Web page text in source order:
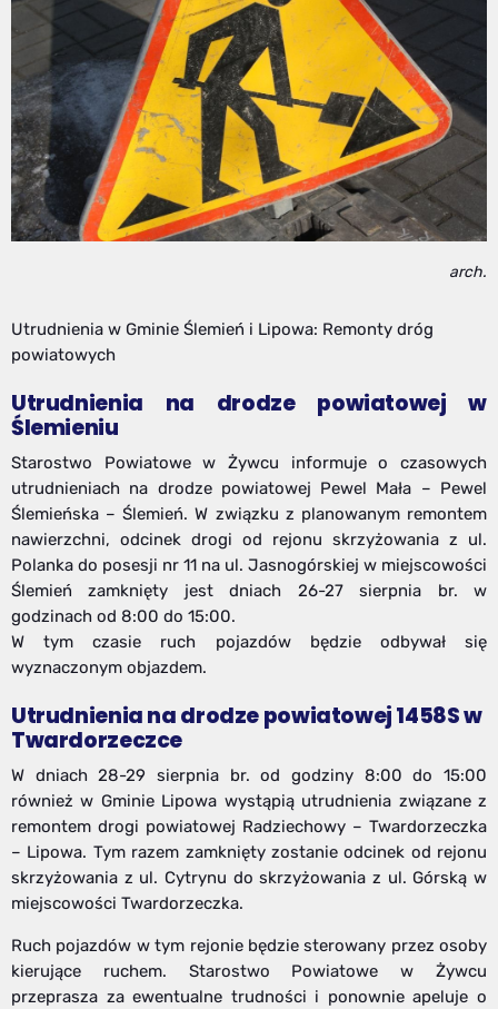
arch.
Utrudnienia w Gminie Ślemień i Lipowa: Remonty dróg
powiatowych
Utrudnienia na drodze powiatowej w
Ślemieniu
Starostwo Powiatowe w Żywcu informuje o czasowych
utrudnieniach na drodze powiatowej Pewel Mała – Pewel
Ślemieńska – Ślemień. W związku z planowanym remontem
nawierzchni, odcinek drogi od rejonu skrzyżowania z ul.
Polanka do posesji nr 11 na ul. Jasnogórskiej w miejscowości
Ślemień zamknięty jest dniach 26-27 sierpnia br. w
godzinach od 8:00 do 15:00.
W tym czasie ruch pojazdów będzie odbywał się
wyznaczonym objazdem.
Utrudnienia na drodze powiatowej 1458S w
Twardorzeczce
W dniach 28-29 sierpnia br. od godziny 8:00 do 15:00
również w Gminie Lipowa wystąpią utrudnienia związane z
remontem drogi powiatowej Radziechowy – Twardorzeczka
– Lipowa. Tym razem zamknięty zostanie odcinek od rejonu
skrzyżowania z ul. Cytrynu do skrzyżowania z ul. Górską w
miejscowości Twardorzeczka.
Ruch pojazdów w tym rejonie będzie sterowany przez osoby
kierujące ruchem. Starostwo Powiatowe w Żywcu
przeprasza za ewentualne trudności i ponownie apeluje o